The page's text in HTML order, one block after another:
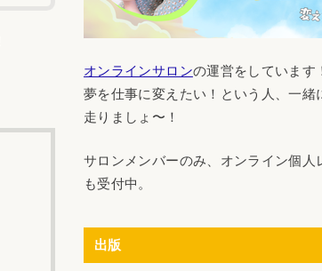
オンラインサロンの運営をしています
夢を仕事に変えたい！という人、一緒
走りましょ〜！
サロンメンバーのみ、オンライン個人
も受付中。
出版